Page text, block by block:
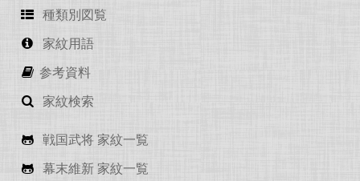
種類別図覧
家紋用語
参考資料
家紋検索
戦国武将 家紋一覧
幕末維新 家紋一覧